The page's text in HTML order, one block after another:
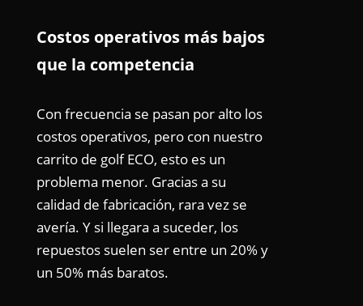
Costos operativos más bajos
que la competencia
Con frecuencia se pasan por alto los
costos operativos, pero con nuestro
carrito de golf ECO, esto es un
problema menor. Gracias a su
calidad de fabricación, rara vez se
avería. Y si llegara a suceder, los
repuestos suelen ser entre un 20% y
un 50% más baratos.